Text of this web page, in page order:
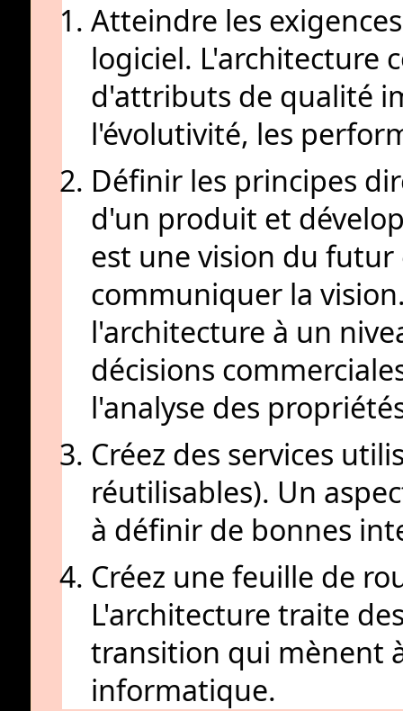
Atteindre les
logiciel. L'architecture
d'attributs de qualité
l'évolutivité, les
Définir les principes
d'un produit et
est une vision du
communiquer la
l'architecture à un
décisions
l'analyse des
Créez des services
réutilisables). Un
à définir de bonnes
Créez une feuille de
L'architecture traite
transition qui mènent
informatique.